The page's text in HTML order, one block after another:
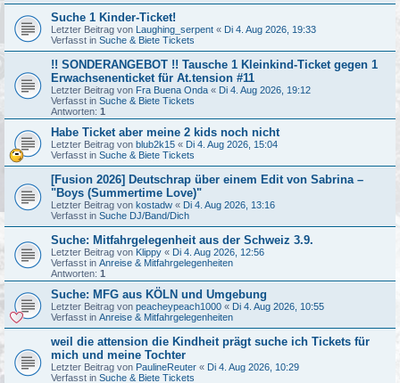
Suche 1 Kinder-Ticket!
Letzter Beitrag von Laughing_serpent « Di 4. Aug 2026, 19:33
Verfasst in Suche & Biete Tickets
!! SONDERANGEBOT !! Tausche 1 Kleinkind-Ticket gegen 1
Erwachsenenticket für At.tension #11
Letzter Beitrag von Fra Buena Onda « Di 4. Aug 2026, 19:12
Verfasst in Suche & Biete Tickets
Antworten: 1
Habe Ticket aber meine 2 kids noch nicht
Letzter Beitrag von blub2k15 « Di 4. Aug 2026, 15:04
Verfasst in Suche & Biete Tickets
[Fusion 2026] Deutschrap über einem Edit von Sabrina –
"Boys (Summertime Love)"
Letzter Beitrag von kostadw « Di 4. Aug 2026, 13:16
Verfasst in Suche DJ/Band/Dich
Suche: Mitfahrgelegenheit aus der Schweiz 3.9.
Letzter Beitrag von Klippy « Di 4. Aug 2026, 12:56
Verfasst in Anreise & Mitfahrgelegenheiten
Antworten: 1
Suche: MFG aus KÖLN und Umgebung
Letzter Beitrag von peacheypeach1000 « Di 4. Aug 2026, 10:55
Verfasst in Anreise & Mitfahrgelegenheiten
weil die attension die Kindheit prägt suche ich Tickets für
mich und meine Tochter
Letzter Beitrag von PaulineReuter « Di 4. Aug 2026, 10:29
Verfasst in Suche & Biete Tickets